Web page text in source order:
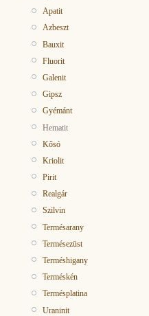
Apatit
Azbeszt
Bauxit
Fluorit
Galenit
Gipsz
Gyémánt
Hematit
Kősó
Kriolit
Pirit
Realgár
Szilvin
Termésarany
Termésezüst
Terméshigany
Terméskén
Termésplatina
Uraninit